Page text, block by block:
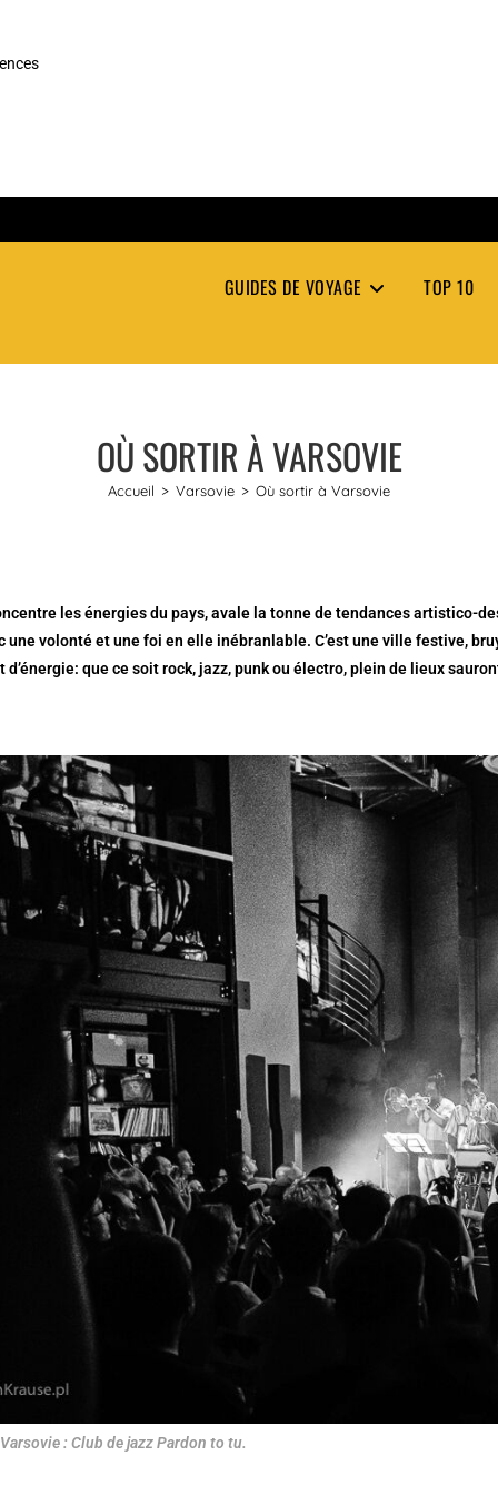
GUIDES DE VOYAGE TOP 10
OÙ SORTIR À VARSOVIE
Accueil > Varsovie > Où sortir à Varsovie
les énergies du pays, avale la tonne de tendances artistico-
une volonté et une foi en elle inébranlable. C’est une ville festive,
d’énergie: que ce soit rock, jazz, punk ou électro, plein de lieux
: Club de jazz Pardon to tu.